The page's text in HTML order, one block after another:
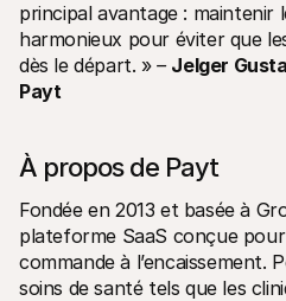
principal avantage : maintenir
harmonieux pour éviter que
dès le départ. » – Jelger
Payt
À propos de Payt
Fondée en 2013 et basée à
plateforme SaaS conçue
commande à l’encaissement.
soins de santé tels que les